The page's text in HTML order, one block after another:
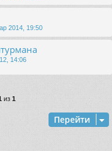
2014, 19:50
14:06
из 1
Перейти